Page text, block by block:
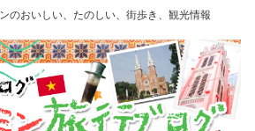
のおいしい、たのしい、街歩き、観光情報